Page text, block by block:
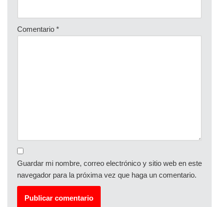
Comentario *
Guardar mi nombre, correo electrónico y sitio web en este
navegador para la próxima vez que haga un comentario.